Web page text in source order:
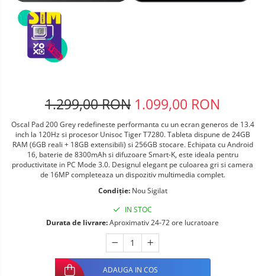
Telefoane mobile ALTE BRANDURI
1.299,00 RON 1.099,00 RON
Oscal Pad 200 Grey redefineste performanta cu un ecran generos de 13.4
inch la 120Hz si procesor Unisoc Tiger T7280. Tableta dispune de 24GB
RAM (6GB reali + 18GB extensibili) si 256GB stocare. Echipata cu Android
16, baterie de 8300mAh si difuzoare Smart-K, este ideala pentru
productivitate in PC Mode 3.0. Designul elegant pe culoarea gri si camera
de 16MP completeaza un dispozitiv multimedia complet.
Condiție: Nou Sigilat
IN STOC
Durata de livrare:Aproximativ 24-72 ore lucratoare
ADAUGA IN COS